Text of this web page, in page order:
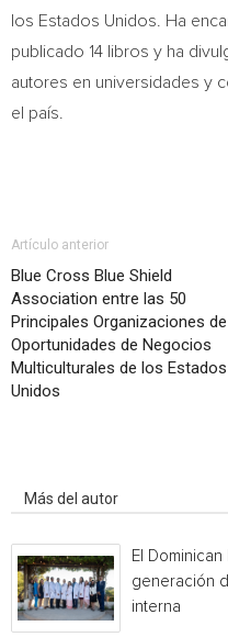
los Estados Unidos. Ha
publicado 14 libros y ha
autores en universidades y
el país.
Artículo anterior
Blue Cross Blue Shield
Association entre las 50
Principales Organizaciones de
Oportunidades de Negocios
Multiculturales de los Estados
Unidos
Más del autor
El
generación
interna